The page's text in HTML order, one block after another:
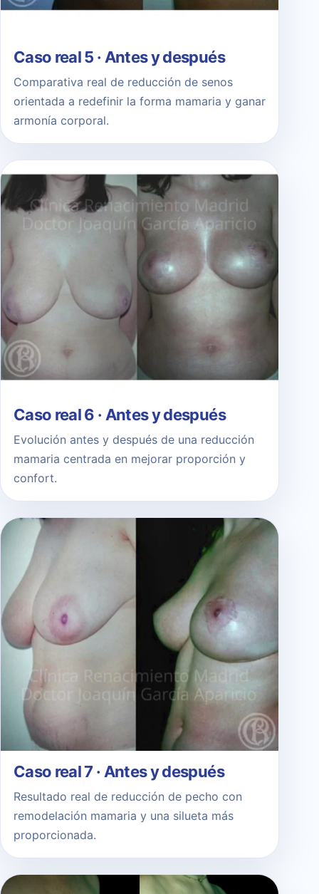
Caso real 5 · Antes y después
Comparativa real de reducción de senos
orientada a redefinir la forma mamaria y ganar
armonía corporal.
Caso real 6 · Antes y después
Evolución antes y después de una reducción
mamaria centrada en mejorar proporción y
confort.
Caso real 7 · Antes y después
Resultado real de reducción de pecho con
remodelación mamaria y una silueta más
proporcionada.